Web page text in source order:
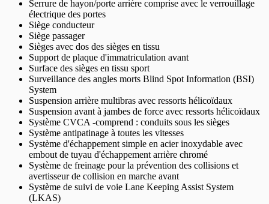
Serrure de hayon/porte arrière comprise avec le verrouillage
électrique des portes
Siège conducteur
Siège passager
Sièges avec dos des sièges en tissu
Support de plaque d'immatriculation avant
Surface des sièges en tissu sport
Surveillance des angles morts Blind Spot Information (BSI)
System
Suspension arrière multibras avec ressorts hélicoïdaux
Suspension avant à jambes de force avec ressorts hélicoïdaux
Système CVCA -comprend : conduits sous les sièges
Système antipatinage à toutes les vitesses
Système d'échappement simple en acier inoxydable avec
embout de tuyau d'échappement arrière chromé
Système de freinage pour la prévention des collisions et
avertisseur de collision en marche avant
Système de suivi de voie Lane Keeping Assist System
(LKAS)